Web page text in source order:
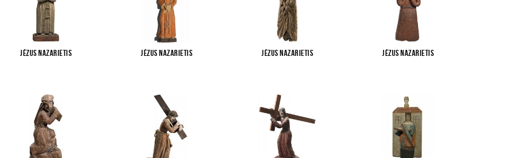
Jėzus Nazarietis Jėzus Nazarietis Jėzus Nazarietis Jėzus Nazarietis